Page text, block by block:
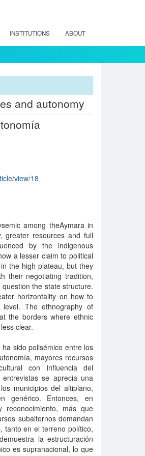
INSTITUTIONS ABOUT
and autonomy
view/18
among theAymara in
greater resources and full
by the indigenous
a lesser claim to political
the high plateau, but they
their negotiating tradition,
the state structure.
horizontality on how to
The ethnography of
the borders where ethnic
clear.
sido polisémico entre los
mayores recursos
con influencia del
se aprecia una
municipios del altiplano,
genérico. Entonces, en
más que
subalternos demandan
tanto en el terreno político,
la estructuración
es supranacional, lo que